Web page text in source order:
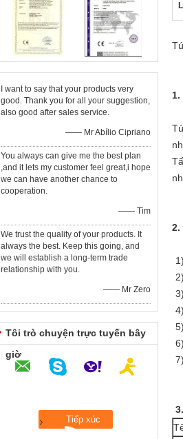
I want to say that your products very
good. Thank you for all your suggestion,
also good after sales service.
—— Mr Abílio Cipriano
You always can give me the best plan
,and it lets my customer feel great,i hope
we can have another chance to
cooperation.
—— Tim
We trust the quality of your products. It
always the best. Keep this going, and
we will establish a long-term trade
relationship with you.
—— Mr Zero
Tôi trò chuyện trực tuyến bây
giờ
1.
2.